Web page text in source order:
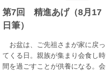
第7回 精進あげ（8月17
日筆）
お盆は、ご先祖さまが家に戻っ
てくる日。親族が集まり会食し時
間を過ごすことが供養になる。会